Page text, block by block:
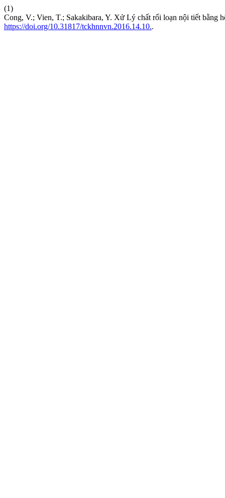
(1)
Cong, V.; Vien, T.; Sakakibara, Y. Xử Lý chất rối loạn nội tiết bằng
https://doi.org/10.31817/tckhnnvn.2016.14.10..